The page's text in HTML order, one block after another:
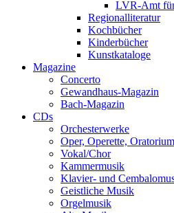
LVR-Amt
Regionalliteratur
Kochbücher
Kinderbücher
Kunstkataloge
Magazine
Concerto
Gewandhaus-Magazin
Bach-Magazin
CDs
Orchesterwerke
Oper, Operette,
Vokal/Chor
Kammermusik
Klavier- und
Geistliche Musik
Orgelmusik